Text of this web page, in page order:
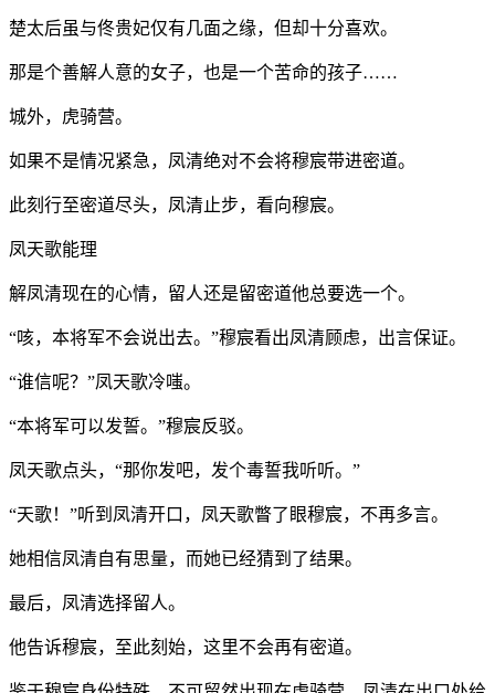
楚太后虽与佟贵妃仅有几面之缘，但却十分喜欢。
那是个善解人意的女子，也是一个苦命的孩子……
城外，虎骑营。
如果不是情况紧急，凤清绝对不会将穆宸带进密道。
此刻行至密道尽头，凤清止步，看向穆宸。
凤天歌能理
解凤清现在的心情，留人还是留密道他总要选一个。
“咳，本将军不会说出去。”穆宸看出凤清顾虑，出言保证。
“谁信呢？”凤天歌冷嗤。
“本将军可以发誓。”穆宸反驳。
凤天歌点头，“那你发吧，发个毒誓我听听。”
“天歌！”听到凤清开口，凤天歌瞥了眼穆宸，不再多言。
她相信凤清自有思量，而她已经猜到了结果。
最后，凤清选择留人。
他告诉穆宸，至此刻始，这里不会再有密道。